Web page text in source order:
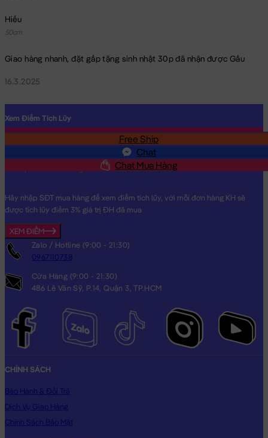
Hiếu
50cm
Giao hàng nhanh, đặt gấp tặng sinh nhật 30p đã nhận được Gấu
16.3.2025
Free Ship
Chat
Chat Mua Hàng
Xem Điểm Tích Lũy
Hãy nhập SĐT mua hàng để xem điểm tích lũy, với mỗi đơn hàng KH sẽ
được tích lũy điểm 3% giá trị ĐH đã mua
XEM ĐIỂM
Zalo / Hotline (9:00 - 21:30)
0967110738
Cửa Hàng (9:00 - 21:30)
486 Lê Văn Sỹ, P.14, Quận 3, TP.HCM
CHÍNH SÁCH
Bảo Hành & Đổi Trả
Dịch Vụ Giao Hàng
Chính Sách Bảo Mật